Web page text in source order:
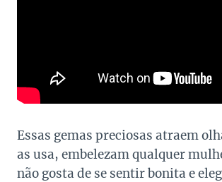
Essas gemas preciosas atraem
as usa, embelezam qualquer
não gosta de se sentir bonita e